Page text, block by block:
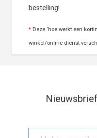
bestelling!
* Deze ‘hoe werkt een
winkel/online dienst